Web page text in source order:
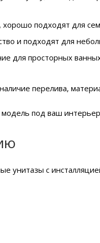
подходят для
и подходят для
для просторных
перелива,
под ваш
с